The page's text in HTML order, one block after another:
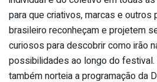
para que criativos, marcas e
brasileiro reconheçam e projetem
curiosos para descobrir como irão
possibilidades ao longo do festival.
também norteia a programação da